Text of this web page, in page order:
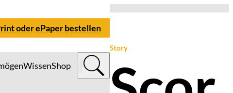
oder ePaper bestellen
WissenShop
Story